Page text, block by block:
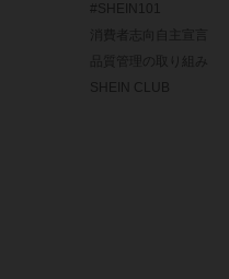
#SHEIN101
消費者志向自主宣言
品質管理の取り組み
SHEIN CLUB